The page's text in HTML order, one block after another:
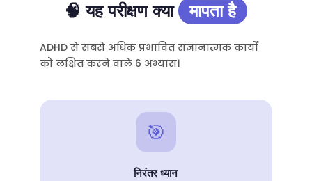
🧠 यह परीक्षण क्या मापता है
ADHD से सबसे अधिक प्रभावित संज्ञानात्मक कार्यों
को लक्षित करने वाले 6 अभ्यास।
🎯
निरंतर ध्यान